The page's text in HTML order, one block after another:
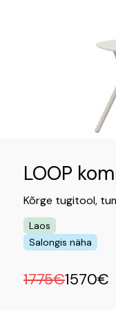
LOOP
Kõrge tugitool,
Laos
Salongis näha
1775€1570€